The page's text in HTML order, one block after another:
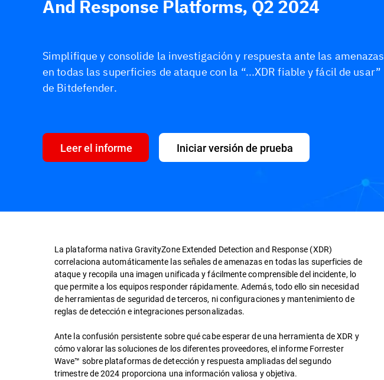
And Response Platforms, Q2 2024
Simplifique y consolide la investigación y respuesta ante las amenazas
en todas las superficies de ataque con la “...XDR fiable y fácil de usar”
de Bitdefender.
Leer el informe Iniciar versión de prueba
La plataforma nativa GravityZone Extended Detection and Response (XDR)
correlaciona automáticamente las señales de amenazas en todas las superficies de
ataque y recopila una imagen unificada y fácilmente comprensible del incidente, lo
que permite a los equipos responder rápidamente. Además, todo ello sin necesidad
de herramientas de seguridad de terceros, ni configuraciones y mantenimiento de
reglas de detección e integraciones personalizadas.
Ante la confusión persistente sobre qué cabe esperar de una herramienta de XDR y
cómo valorar las soluciones de los diferentes proveedores, el informe Forrester
Wave™ sobre plataformas de detección y respuesta ampliadas del segundo
trimestre de 2024 proporciona una información valiosa y objetiva.